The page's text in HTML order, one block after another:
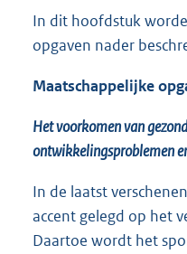
In dit hoofdstuk
opgaven nader
Maatschappelijke
Het voorkomen van
ontwikkelingsproblemen
In de laatst
accent gelegd op het
Daartoe wordt het